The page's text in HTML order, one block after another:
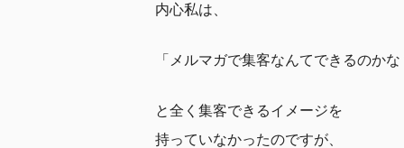
内心私は、
「メルマガで集客なんてできるのかな
と全く集客できるイメージを
持っていなかったのですが、